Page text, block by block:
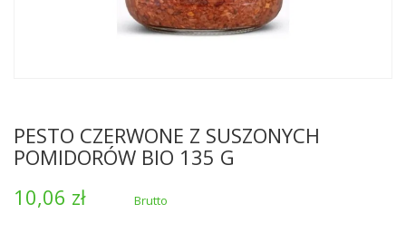
PESTO CZERWONE Z SUSZONYCH
POMIDORÓW BIO 135 G
10,06 zł
Brutto